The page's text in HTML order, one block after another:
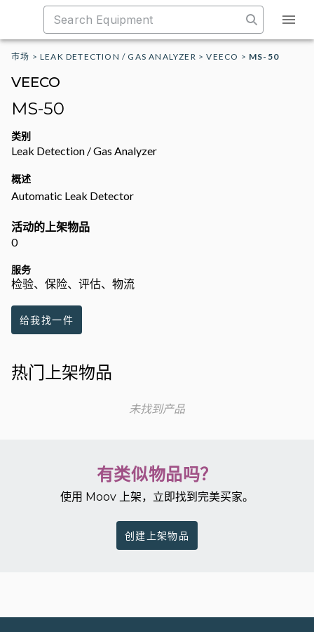
市场 >LEAK DETECTION / GAS ANALYZER >VEECO > MS-50
VEECO
MS-50
类别
Leak Detection / Gas Analyzer
概述
Automatic Leak Detector
活动的上架物品
0
服务
检验、保险、评估、物流
给我找一件
热门上架物品
未找到产品
有类似物品吗？
使用 Moov 上架，立即找到完美买家。
创建上架物品